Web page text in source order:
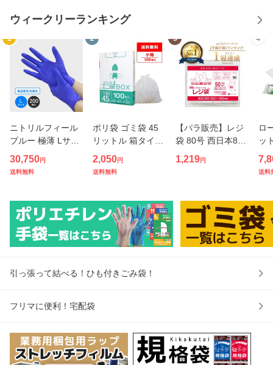
ウィークリーランキング
1
ニトリルフィール
ブルー 極薄 Lサイ
ズ パウダーフリー
200枚x15小箱 左
ゴム グローブ 使い
捨て手袋
30,750円
送料無料
2
ポリ袋 ゴミ袋 45
リットル 箱タイプ
半透明 65x80cm 0.
025mm厚 100枚 H
箱型 収納 ホワイト
サンキョウ
2,050円
送料無料
3
【バラ販売】レジ
袋 80号 西日本80
号 乳白 厚手タイプ
0.025mm厚 50枚
ール袋 手提げ袋 取
っ手付きゴ
1,219円
4
ロ
ッ
冊
ー
プ
送料
引っ張って結べる！ひも付きごみ袋！
フリマに便利！宅配袋